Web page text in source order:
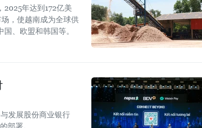
2025年达到172亿美
，使越南成为全球供
、欧盟和韩国等。
发展股份商业银行